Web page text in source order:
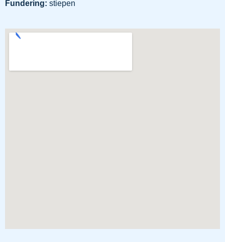
Fundering: stiepen